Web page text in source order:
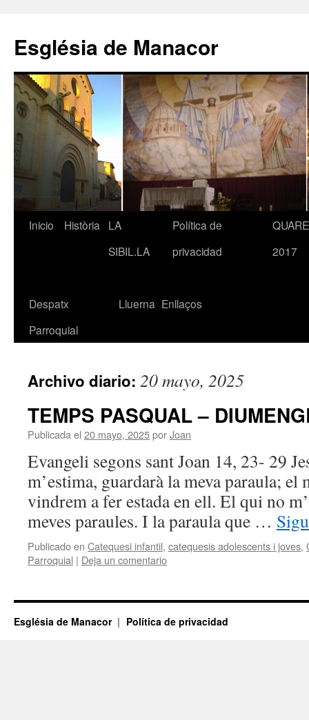
contenido
Església de Manacor
Inicio Història
LA
SIBIL.LA
Política de
privacidad
2017
Despatx
Parroquial
Lluerna Enllaços
Archivo diario: 20 mayo, 2025
TEMPS PASQUAL –
Publicada el 20 mayo, 2025porJoan
Evangeli segons sant Joan 14, 23- 29
m’estima, guardarà la meva paraula; el
vindrem a fer estada en ell. El qui no
meves paraules. I la paraula que …
Publicado en Catequesi infantil, catequesis adolescents i joves,
Parroquial | Deja un comentario
Església de Manacor Política de privacidad